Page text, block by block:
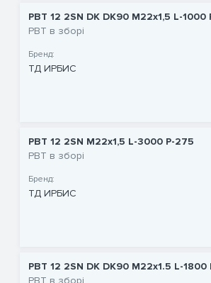
РВТ 12 2SN DK DK90 M22x1,5 L-1000
РВТ в зборі
Бренд:
ТД ИРБИС
РВТ 12 2SN M22x1,5 L-3000 P-275
РВТ в зборі
Бренд:
ТД ИРБИС
РВТ 12 2SN DK DK90 M22x1.5 L-1800
РВТ в зборі